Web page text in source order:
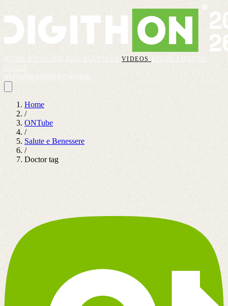
VIDEOS
REGOLAMENTO
Home
/
ONTube
/
Salute e Benessere
/
Doctor tag